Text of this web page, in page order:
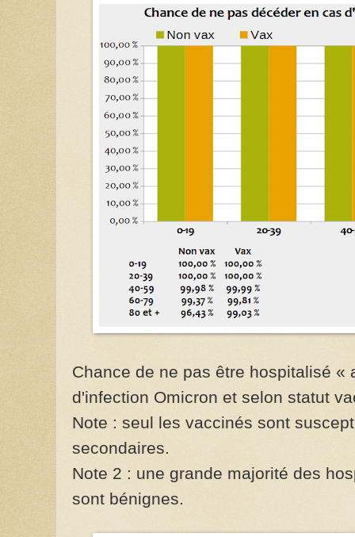
Chance de ne pas être hospitalisé
d'infection Omicron et selon statut
Note : seul les vaccinés sont
secondaires.
Note 2 : une grande majorité des
sont bénignes.